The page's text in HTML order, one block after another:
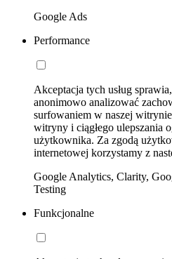
Google Ads
Performance
Akceptacja tych usług
anonimowo analizować
surfowaniem w naszej
witryny i ciągłego ulepszania
użytkownika. Za zgodą
internetowej korzystamy z
Google Analytics, Clarity,
Testing
Funkcjonalne